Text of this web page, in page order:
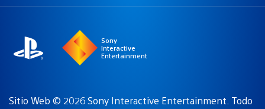
Sony
Interactive
Entertainment
Sitio Web © 2026 Sony Interactive Entertainment. Todo